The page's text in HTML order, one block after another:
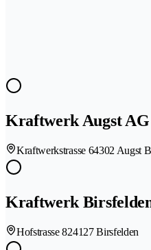
Kraftwerk Augst AG
Kraftwerkstrasse 64302 Augst
Kraftwerk
Hofstrasse 824127 Birsfelden